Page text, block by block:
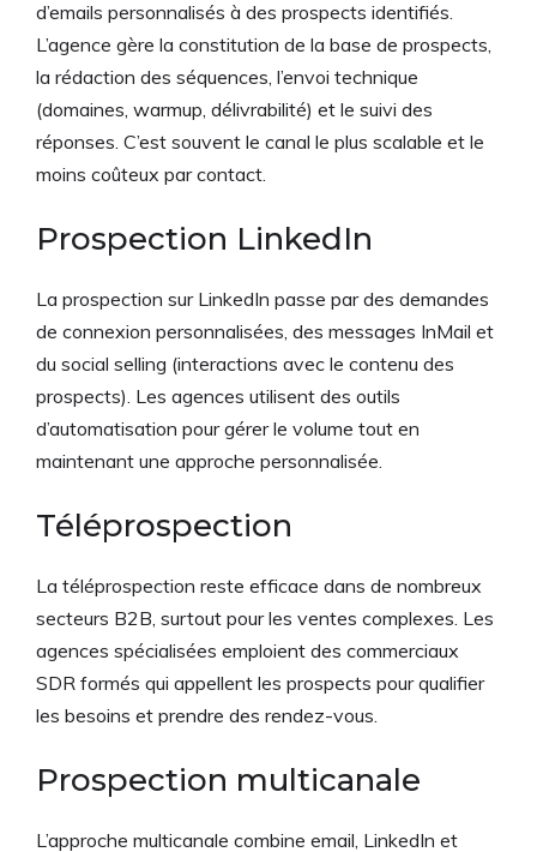
d’emails personnalisés à des prospects identifiés.
L’agence gère la constitution de la base de prospects,
la rédaction des séquences, l’envoi technique
(domaines, warmup, délivrabilité) et le suivi des
réponses. C’est souvent le canal le plus scalable et le
moins coûteux par contact.
Prospection LinkedIn
La prospection sur LinkedIn passe par des demandes
de connexion personnalisées, des messages InMail et
du social selling (interactions avec le contenu des
prospects). Les agences utilisent des outils
d’automatisation pour gérer le volume tout en
maintenant une approche personnalisée.
Téléprospection
La téléprospection reste efficace dans de nombreux
secteurs B2B, surtout pour les ventes complexes. Les
agences spécialisées emploient des commerciaux
SDR formés qui appellent les prospects pour qualifier
les besoins et prendre des rendez-vous.
Prospection multicanale
L’approche multicanale combine email, LinkedIn et